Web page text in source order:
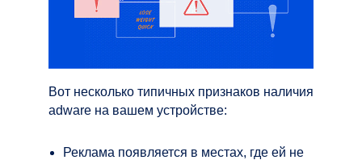
Вот несколько типичных признаков наличия
adware на вашем устройстве:
Реклама появляется в местах, где ей не